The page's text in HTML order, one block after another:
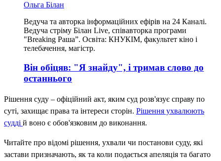
Ольга Білан
Ведуча та авторка інформаційних ефірів на 24 Каналі.
Ведуча стріму Білан Live, співавторка програми
"Breaking Раша”. Освіта: КНУКІМ, факультет кіно і
телебачення, магістр.
Він обіцяв: "Я знайду", і тримав слово до
останнього
Рішення суду – офіційний акт, яким суд розв'язує справу по
суті, захищає права та інтереси сторін. Рішення ухвалюють
судді й воно є обов'язковим до виконання.
Читайте про відомі рішення, ухвали чи постанови суду, які
застави призначають, як та коли подається апеляція та багато